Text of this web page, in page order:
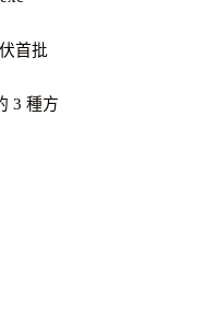
首批
3 種方